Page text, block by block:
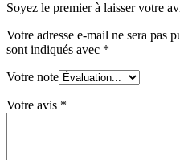
Soyez le premier à laisser votre
Votre adresse e-mail ne sera pas
sont indiqués avec *
Votre note
Votre avis *